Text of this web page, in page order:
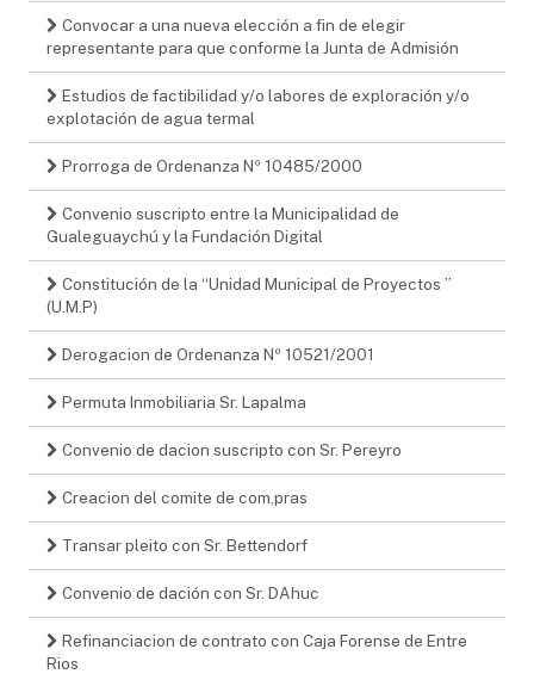
Convocar a una nueva elección a fin de elegir
representante para que conforme la Junta de Admisión
Estudios de factibilidad y/o labores de exploración y/o
explotación de agua termal
Prorroga de Ordenanza Nº 10485/2000
Convenio suscripto entre la Municipalidad de
Gualeguaychú y la Fundación Digital
Constitución de la “Unidad Municipal de Proyectos ”
(U.M.P)
Derogacion de Ordenanza Nº 10521/2001
Permuta Inmobiliaria Sr. Lapalma
Convenio de dacion suscripto con Sr. Pereyro
Creacion del comite de com,pras
Transar pleito con Sr. Bettendorf
Convenio de dación con Sr. DAhuc
Refinanciacion de contrato con Caja Forense de Entre
Rios